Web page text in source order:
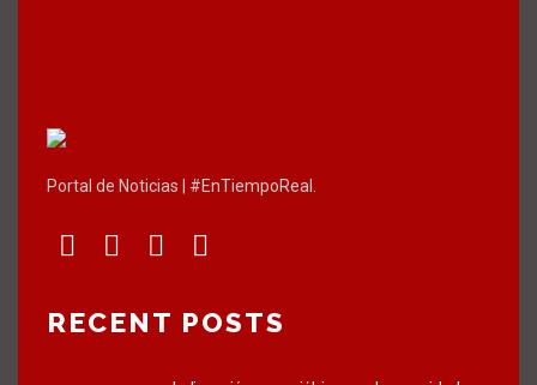
Portal de Noticias | #EnTiempoReal.
RECENT POSTS